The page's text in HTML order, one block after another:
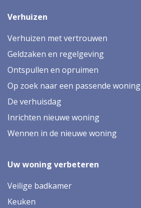
Verhuizen
Verhuizen met vertrouwen
Geldzaken en regelgeving
Ontspullen en opruimen
Op zoek naar een passende woning
De verhuisdag
Inrichten nieuwe woning
Wennen in de nieuwe woning
Uw woning verbeteren
Veilige badkamer
Keuken